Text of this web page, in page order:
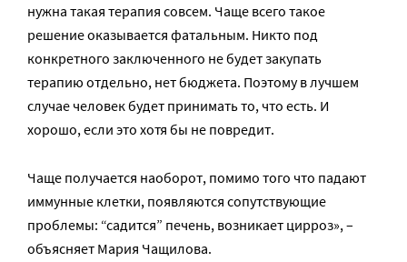
нужна такая терапия совсем. Чаще всего такое
решение оказывается фатальным. Никто под
конкретного заключенного не будет закупать
терапию отдельно, нет бюджета. Поэтому в лучшем
случае человек будет принимать то, что есть. И
хорошо, если это хотя бы не повредит.
Чаще получается наоборот, помимо того что падают
иммунные клетки, появляются сопутствующие
проблемы: “садится” печень, возникает цирроз», –
объясняет Мария Чащилова.